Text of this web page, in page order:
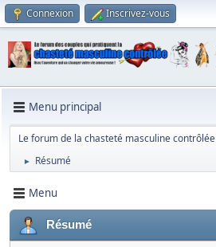
Connexion Inscrivez-vous
Menu principal
Le forum de la chasteté masculine contrôlée
► Résumé
Menu
Résumé